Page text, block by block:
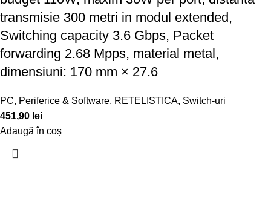
transmisie 300 metri in modul extended,
Switching capacity 3.6 Gbps, Packet
forwarding 2.68 Mpps, material metal,
dimensiuni: 170 mm × 27.6
PC, Periferice & Software, RETELISTICA, Switch-uri
451,90 lei
Adaugă în coș